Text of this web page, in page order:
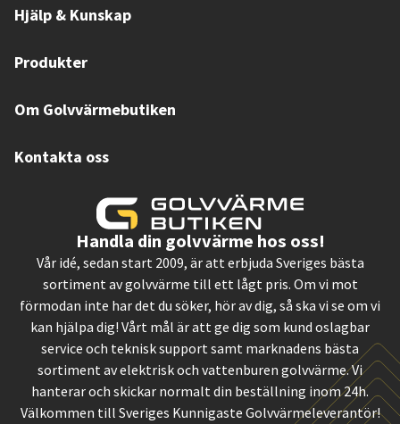
Hjälp & Kunskap
Produkter
Om Golvvärmebutiken
Kontakta oss
Handla din golvvärme hos oss!
Vår idé, sedan start 2009, är att erbjuda Sveriges bästa
sortiment av golvvärme till ett lågt pris. Om vi mot
förmodan inte har det du söker, hör av dig, så ska vi se om vi
kan hjälpa dig! Vårt mål är att ge dig som kund oslagbar
service och teknisk support samt marknadens bästa
sortiment av elektrisk och vattenburen golvvärme. Vi
hanterar och skickar normalt din beställning inom 24h.
Välkommen till Sveriges Kunnigaste Golvvärmeleverantör!